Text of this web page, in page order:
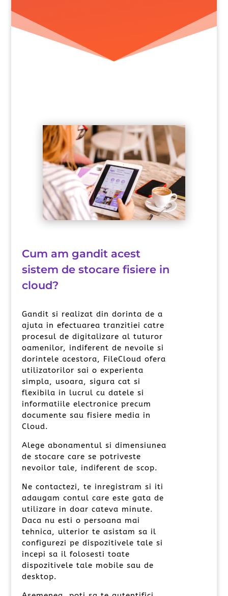
Cum am gandit acest
sistem de stocare fisiere in
cloud?
Gandit si realizat din dorinta de a
ajuta in efectuarea tranzitiei catre
procesul de digitalizare al tuturor
oamenilor, indiferent de nevoile si
dorintele acestora, FileCloud ofera
utilizatorilor sai o experienta
simpla, usoara, sigura cat si
flexibila in lucrul cu datele si
informatiile electronice precum
documente sau fisiere media in
Cloud.
Alege abonamentul si dimensiunea
de stocare care se potriveste
nevoilor tale, indiferent de scop.
Ne contactezi, te inregistram si iti
adaugam contul care este gata de
utilizare in doar cateva minute.
Daca nu esti o persoana mai
tehnica, ulterior te asistam sa il
configurezi pe dispozitivele tale si
incepi sa il folosesti toate
dispozitivele tale mobile sau de
desktop.